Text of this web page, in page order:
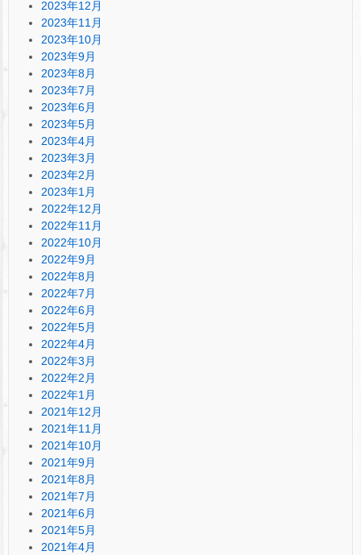
2023年12月
2023年11月
2023年10月
2023年9月
2023年8月
2023年7月
2023年6月
2023年5月
2023年4月
2023年3月
2023年2月
2023年1月
2022年12月
2022年11月
2022年10月
2022年9月
2022年8月
2022年7月
2022年6月
2022年5月
2022年4月
2022年3月
2022年2月
2022年1月
2021年12月
2021年11月
2021年10月
2021年9月
2021年8月
2021年7月
2021年6月
2021年5月
2021年4月